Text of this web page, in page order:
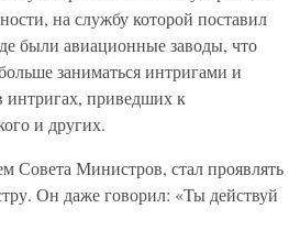
на службу которой поставил
были авиационные заводы, что
заниматься интригами и
интригах, приведших к
и других.
Совета Министров, стал проявлять
Он даже говорил: «Ты действуй